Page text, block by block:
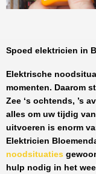
Spoed elektricien in
Elektrische
momenten. Daarom
Zee ‘s ochtends, ’s
alles om uw tijdig
uitvoeren is enorm
Elektricien
noodsituaties
hulp nodig in het